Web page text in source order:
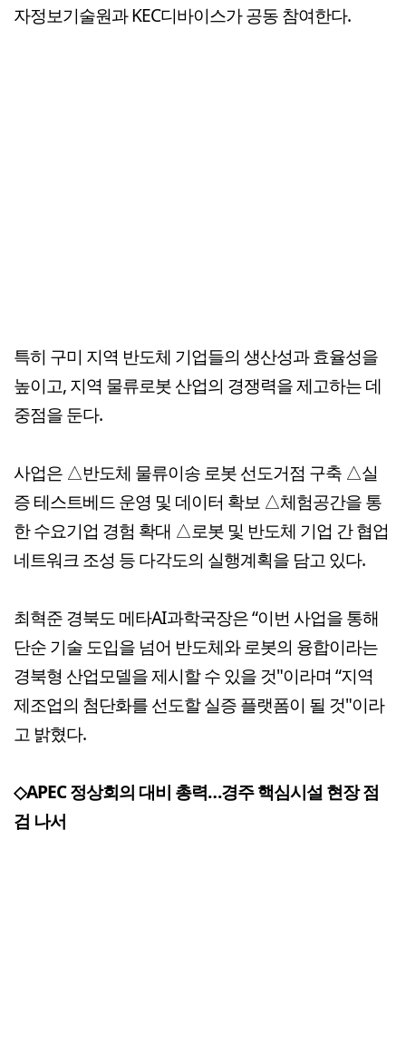
자정보기술원과 KEC디바이스가 공동 참여한다.
특히 구미 지역 반도체 기업들의 생산성과 효율성을
높이고, 지역 물류로봇 산업의 경쟁력을 제고하는 데
중점을 둔다.
사업은 △반도체 물류이송 로봇 선도거점 구축 △실
증 테스트베드 운영 및 데이터 확보 △체험공간을 통
한 수요기업 경험 확대 △로봇 및 반도체 기업 간 협업
네트워크 조성 등 다각도의 실행계획을 담고 있다.
최혁준 경북도 메타AI과학국장은 “이번 사업을 통해
단순 기술 도입을 넘어 반도체와 로봇의 융합이라는
경북형 산업모델을 제시할 수 있을 것"이라며 “지역
제조업의 첨단화를 선도할 실증 플랫폼이 될 것"이라
고 밝혔다.
◇APEC 정상회의 대비 총력…경주 핵심시설 현장 점
검 나서